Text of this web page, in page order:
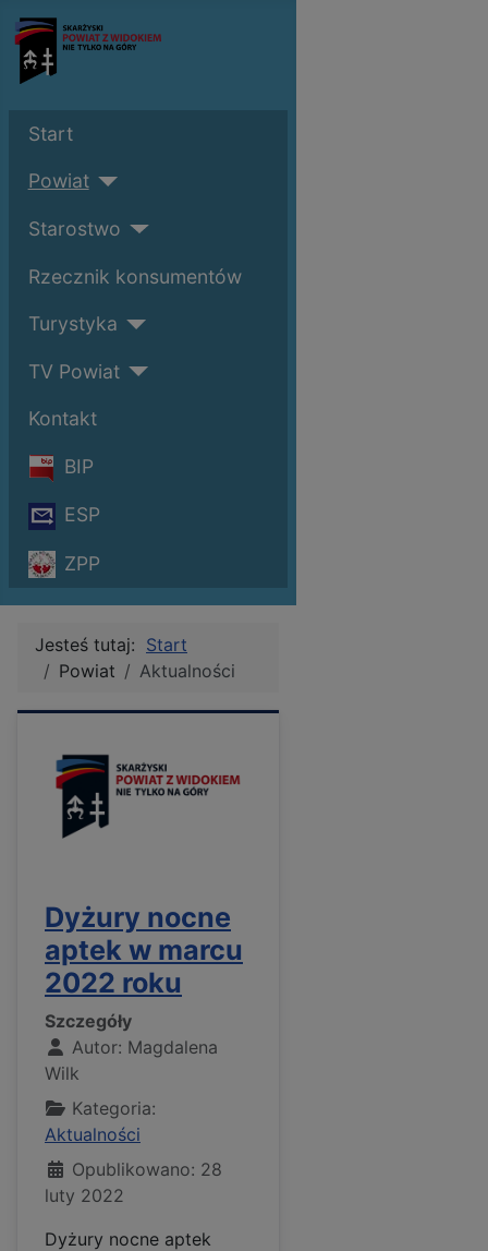
Start
Powiat
Starostwo
Rzecznik konsumentów
Turystyka
TV Powiat
Kontakt
BIP
ESP
ZPP
Jesteś tutaj: Start
Powiat
Aktualności
Dyżury nocne
aptek w marcu
2022 roku
Szczegóły
Autor: Magdalena
Wilk
Kategoria:
Aktualności
Opublikowano: 28
luty 2022
Dyżury nocne aptek